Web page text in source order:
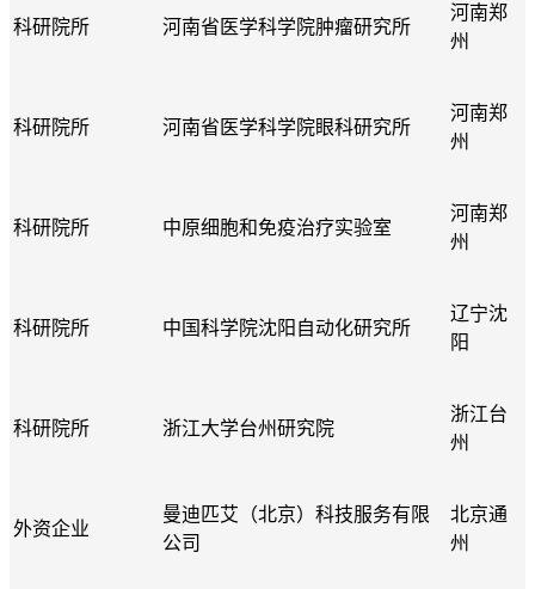
科研院所 河南省医学科学院肿瘤研究所
河南郑
州
科研院所 河南省医学科学院眼科研究所
河南郑
州
科研院所 中原细胞和免疫治疗实验室
河南郑
州
科研院所 中国科学院沈阳自动化研究所
辽宁沈
阳
科研院所 浙江大学台州研究院
浙江台
州
外资企业
曼迪匹艾（北京）科技服务有限
公司
北京通
州